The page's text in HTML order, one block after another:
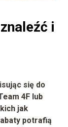
i
się do
4Flub
jak
potrafią